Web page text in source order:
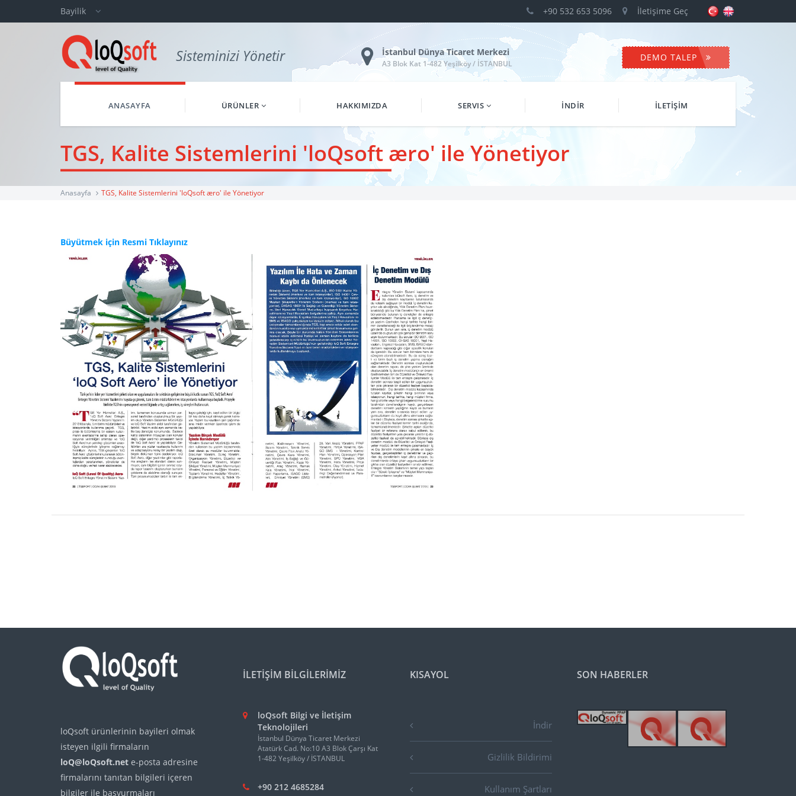
Bayilik +90 532 653 5096 İletişime Geç
Sisteminizi Yönetir İstanbul Dünya Ticaret Merkezi
A3 Blok Kat 1-482 Yeşilköy / İSTANBUL
DEMO TALEP
ANASAYFA ÜRÜNLER HAKKIMIZDA SERVIS İNDİR İLETİŞİM
TGS, Kalite Sistemlerini 'loQsoft æro' ile Yönetiyor
Anasayfa TGS, Kalite Sistemlerini 'loQsoft æro' ile Yönetiyor
Büyütmek için Resmi Tıklayınız
loQsoft ürünlerinin bayileri olmak
isteyen ilgili firmaların
loQ@loQsoft.net e-posta adresine
firmalarını tanıtan bilgileri içeren
bilgiler ile başvurmaları
İLETİŞİM BİLGİLERİMİZ
loQsoft Bilgi ve İletişim
Teknolojileri
İstanbul Dünya Ticaret Merkezi
Atatürk Cad. No:10 A3 Blok Çarşı Kat
1-482 Yeşilköy / İSTANBUL
+90 212 4685284
KISAYOL
İndir
Gizlilik Bildirimi
Kullanım Şartları
SON HABERLER